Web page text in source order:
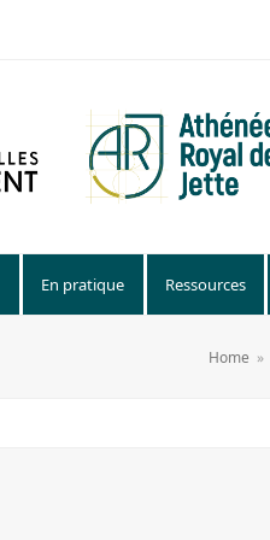
En pratique Ressources
Home »